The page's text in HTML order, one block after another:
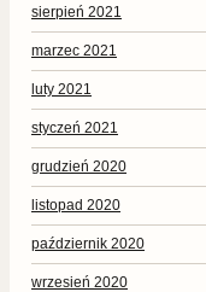
sierpień 2021
marzec 2021
luty 2021
styczeń 2021
grudzień 2020
listopad 2020
październik 2020
wrzesień 2020